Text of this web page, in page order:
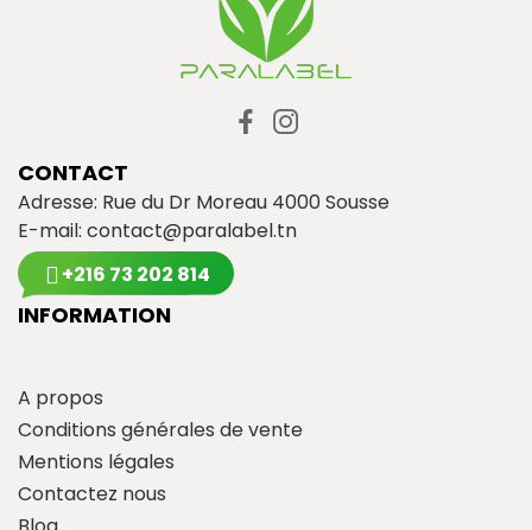
CONTACT
Adresse: Rue du Dr Moreau 4000 Sousse
E-mail: contact@paralabel.tn
+216 73 202 814
INFORMATION
A propos
Conditions générales de vente
Mentions légales
Contactez nous